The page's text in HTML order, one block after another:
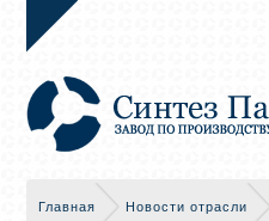
Главная Новости отрасли